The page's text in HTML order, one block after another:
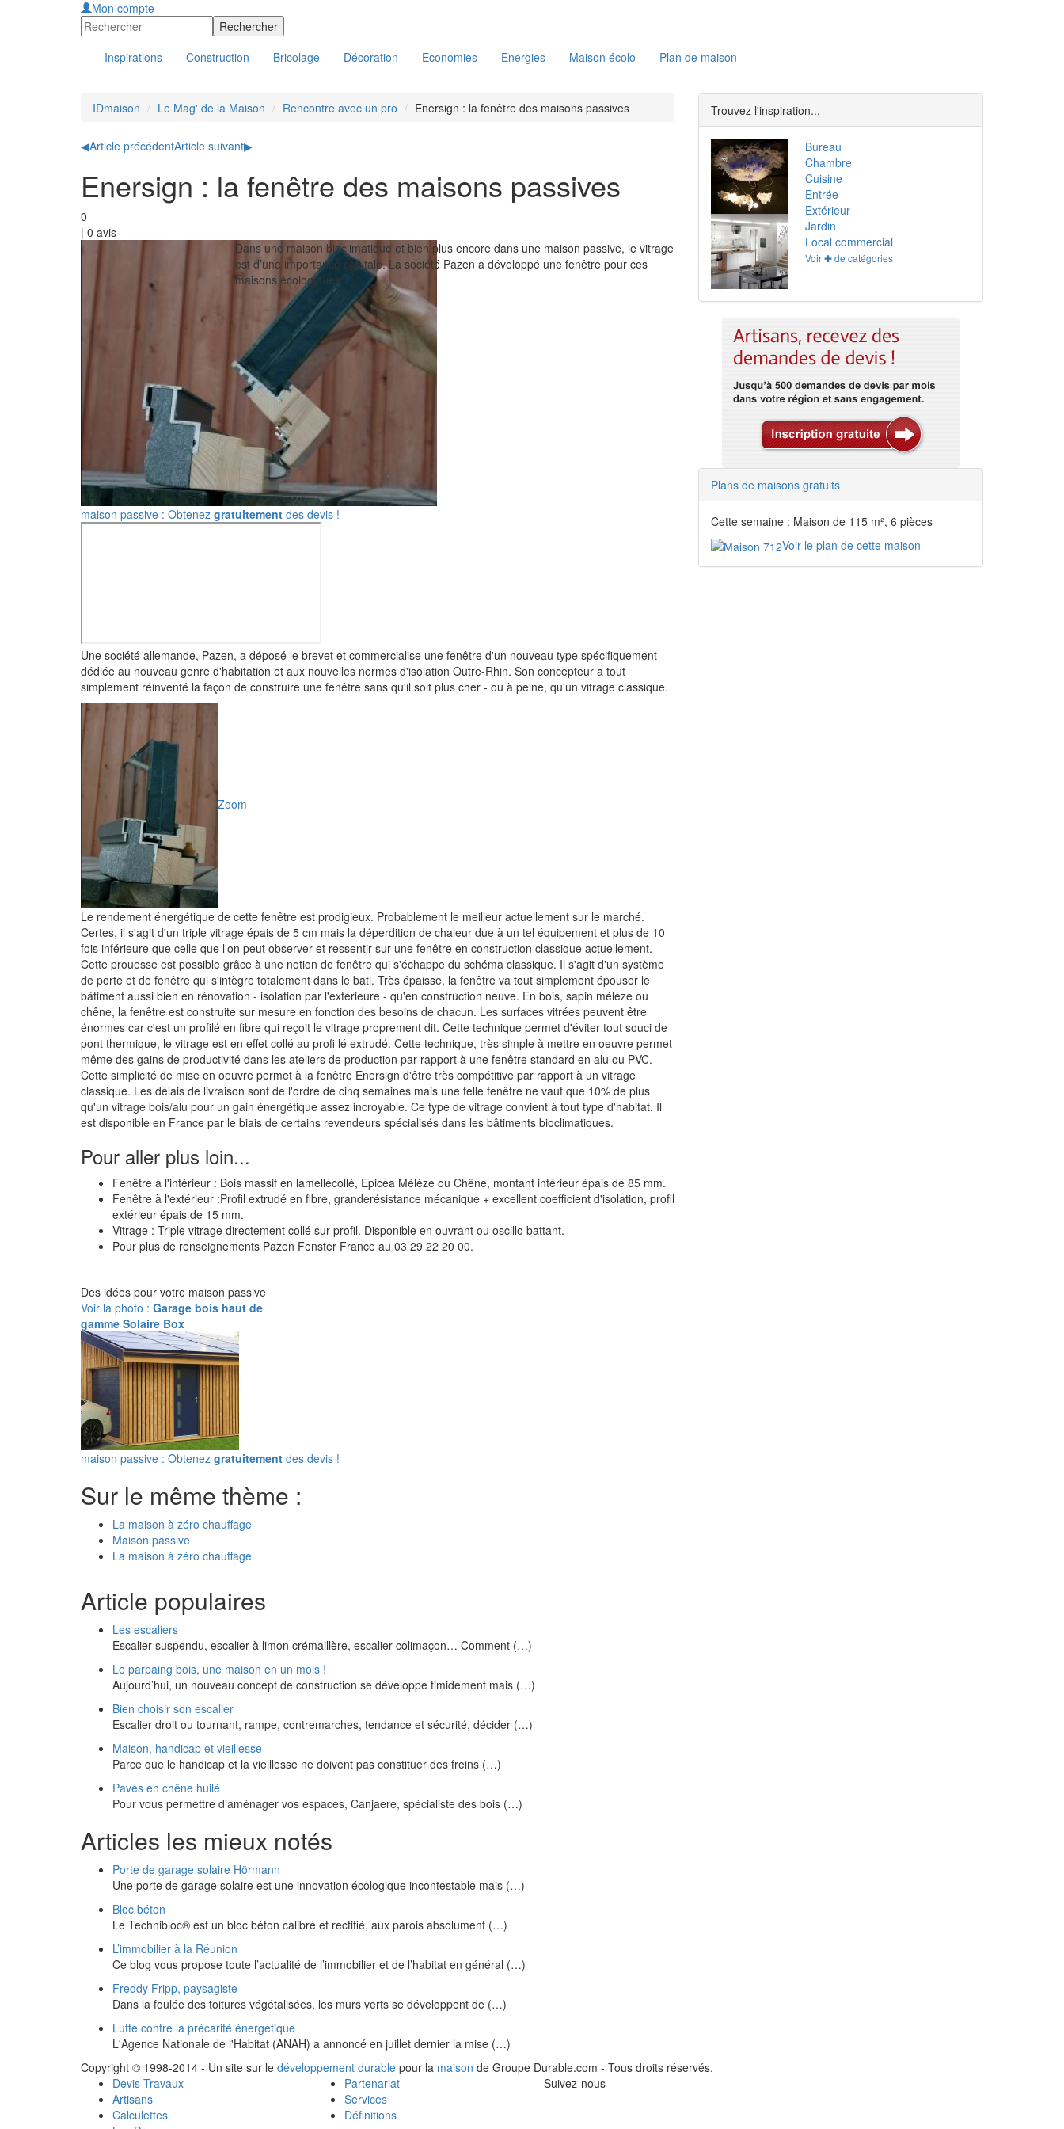
Mon compte
Inspirations Construction Bricolage Décoration Economies Energies Maison écolo Plan de maison
IDmaison Le Mag' de la Maison Rencontre avec un pro Enersign : la fenêtre des maisons passives
◀Article précédentArticle suivant▶
Enersign : la fenêtre des maisons passives
0
| 0 avis
Dans une maison bioclimatique et bien plus encore dans une maison passive, le vitrage
est d’une importance capitale. La société Pazen a développé une fenêtre pour ces
maisons écologiques.
maison passive : Obtenez gratuitement des devis !
Une société allemande, Pazen, a déposé le brevet et commercialise une fenêtre d'un nouveau type spécifiquement
dédiée au nouveau genre d'habitation et aux nouvelles normes d'isolation Outre-Rhin. Son concepteur a tout
simplement réinventé la façon de construire une fenêtre sans qu'il soit plus cher - ou à peine, qu'un vitrage classique.
Zoom
Le rendement énergétique de cette fenêtre est prodigieux. Probablement le meilleur actuellement sur le marché.
Certes, il s'agit d'un triple vitrage épais de 5 cm mais la déperdition de chaleur due à un tel équipement et plus de 10
fois inférieure que celle que l'on peut observer et ressentir sur une fenêtre en construction classique actuellement.
Cette prouesse est possible grâce à une notion de fenêtre qui s'échappe du schéma classique. Il s'agit d'un système
de porte et de fenêtre qui s'intègre totalement dans le bati. Très épaisse, la fenêtre va tout simplement épouser le
bâtiment aussi bien en rénovation - isolation par l'extérieure - qu'en construction neuve. En bois, sapin mélèze ou
chêne, la fenêtre est construite sur mesure en fonction des besoins de chacun. Les surfaces vitrées peuvent être
énormes car c'est un profilé en fibre qui reçoit le vitrage proprement dit. Cette technique permet d'éviter tout souci de
pont thermique, le vitrage est en effet collé au profi lé extrudé. Cette technique, très simple à mettre en oeuvre permet
même des gains de productivité dans les ateliers de production par rapport à une fenêtre standard en alu ou PVC.
Cette simplicité de mise en oeuvre permet à la fenêtre Enersign d'être très compétitive par rapport à un vitrage
classique. Les délais de livraison sont de l'ordre de cinq semaines mais une telle fenêtre ne vaut que 10% de plus
qu'un vitrage bois/alu pour un gain énergétique assez incroyable. Ce type de vitrage convient à tout type d'habitat. Il
est disponible en France par le biais de certains revendeurs spécialisés dans les bâtiments bioclimatiques.
Pour aller plus loin...
Fenêtre à l'intérieur : Bois massif en lamellécollé, Epicéa Mélèze ou Chêne, montant intérieur épais de 85 mm.
Fenêtre à l'extérieur :Profil extrudé en fibre, granderésistance mécanique + excellent coefficient d'isolation, profil
extérieur épais de 15 mm.
Vitrage : Triple vitrage directement collé sur profil. Disponible en ouvrant ou oscillo battant.
Pour plus de renseignements Pazen Fenster France au 03 29 22 20 00.
Des idées pour votre maison passive
Voir la photo : Garage bois haut de
gamme Solaire Box
maison passive : Obtenez gratuitement des devis !
Sur le même thème :
La maison à zéro chauffage
Maison passive
La maison à zéro chauffage
Article populaires
Les escaliers
Escalier suspendu, escalier à limon crémaillère, escalier colimaçon… Comment (…)
Le parpaing bois, une maison en un mois !
Aujourd’hui, un nouveau concept de construction se développe timidement mais (…)
Bien choisir son escalier
Escalier droit ou tournant, rampe, contremarches, tendance et sécurité, décider (…)
Maison, handicap et vieillesse
Parce que le handicap et la vieillesse ne doivent pas constituer des freins (…)
Pavés en chêne huilé
Pour vous permettre d’aménager vos espaces, Canjaere, spécialiste des bois (…)
Articles les mieux notés
Porte de garage solaire Hörmann
Une porte de garage solaire est une innovation écologique incontestable mais (…)
Bloc béton
Le Technibloc® est un bloc béton calibré et rectifié, aux parois absolument (…)
L’immobilier à la Réunion
Ce blog vous propose toute l’actualité de l’immobilier et de l’habitat en général (…)
Freddy Fripp, paysagiste
Dans la foulée des toitures végétalisées, les murs verts se développent de (…)
Lutte contre la précarité énergétique
L'Agence Nationale de l'Habitat (ANAH) a annoncé en juillet dernier la mise (…)
Trouvez l'inspiration...
Bureau
Chambre
Cuisine
Entrée
Extérieur
Jardin
Local commercial
Voir ✚ de catégories
Plans de maisons gratuits
Cette semaine : Maison de 115 m², 6 pièces
Voir le plan de cette maison
Copyright © 1998-2014 - Un site sur le développement durable pour la maison de Groupe Durable.com - Tous droits réservés.
Devis Travaux
Artisans
Calculettes
Partenariat
Services
Définitions
Suivez-nous